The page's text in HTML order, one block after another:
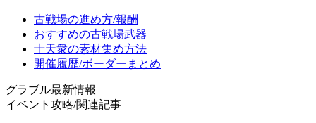
古戦場の進め方/報酬
おすすめの古戦場武器
十天衆の素材集め方法
開催履歴/ボーダーまとめ
グラブル最新情報
イベント攻略/関連記事